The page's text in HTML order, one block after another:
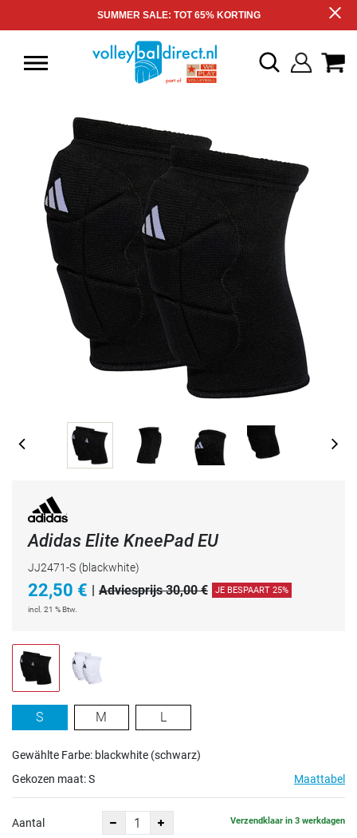
SUMMER SALE: TOT 65% KORTING
Adidas Elite KneePad EU
JJ2471-S (blackwhite)
22,50 € | Adviesprijs 30,00 € JE BESPAART 25%
incl. 21 % Btw.
S M L
Gewählte Farbe: blackwhite (schwarz)
Gekozen maat:S Maattabel
Aantal Verzendklaar in 3 werkdagen